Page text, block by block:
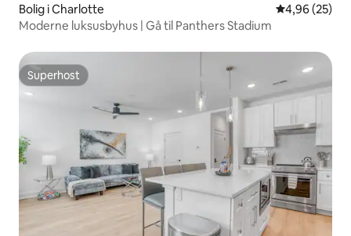
Bolig i Charlotte 4,96 ud af 5 i
4,96 (25)
Moderne luksusbyhus | Gå til Panthers Stadium
Superhost
Superhost